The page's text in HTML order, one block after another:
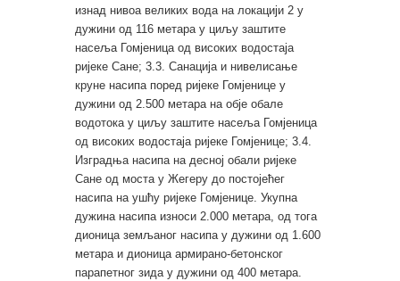
изнад нивоа великих вода на локацији 2 у
дужини од 116 метара у циљу заштите
насеља Гомјеница од високих водостаја
ријеке Сане; 3.3. Санација и нивелисање
круне насипа поред ријеке Гомјенице у
дужини од 2.500 метара на обје обале
водотока у циљу заштите насеља Гомјеница
од високих водостаја ријеке Гомјенице; 3.4.
Изградња насипа на десној обали ријеке
Сане од моста у Жегеру до постојећег
насипа на ушћу ријеке Гомјенице. Укупна
дужина насипа износи 2.000 метара, од тога
дионица земљаног насипа у дужини од 1.600
метара и дионица армирано-бетонског
парапетног зида у дужини од 400 метара.